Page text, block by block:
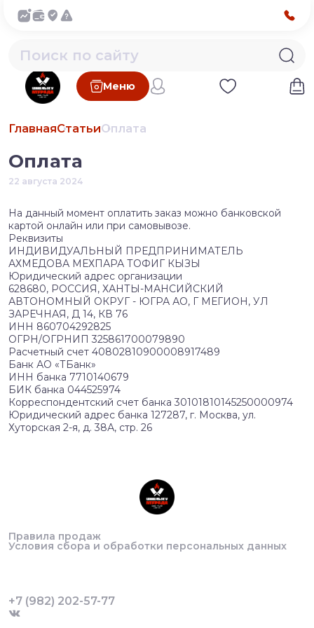
Меню
ГлавнаяСтатьиОплата
Оплата
22 августа 2024
На данный момент оплатить заказ можно банковской
картой онлайн или при самовывозе.
Реквизиты
ИНДИВИДУАЛЬНЫЙ ПРЕДПРИНИМАТЕЛЬ
АХМЕДОВА МЕХПАРА ТОФИГ КЫЗЫ
Юридический адрес организации
628680, РОССИЯ, ХАНТЫ-МАНСИЙСКИЙ
АВТОНОМНЫЙ ОКРУГ - ЮГРА АО, Г МЕГИОН, УЛ
ЗАРЕЧНАЯ, Д 14, КВ 76
ИНН 860704292825
ОГРН/ОГРНИП 325861700079890
Расчетный счет 40802810900008917489
Банк АО «ТБанк»
ИНН банка 7710140679
БИК банка 044525974
Корреспондентский счет банка 30101810145250000974
Юридический адрес банка 127287, г. Москва, ул.
Хуторская 2-я, д. 38А, стр. 26
Правила продаж
Условия сбора и обработки персональных данных
+7 (982) 202-57-77